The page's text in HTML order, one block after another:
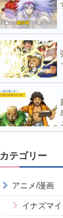
カテゴリー
アニメ/漫画
イナズマ